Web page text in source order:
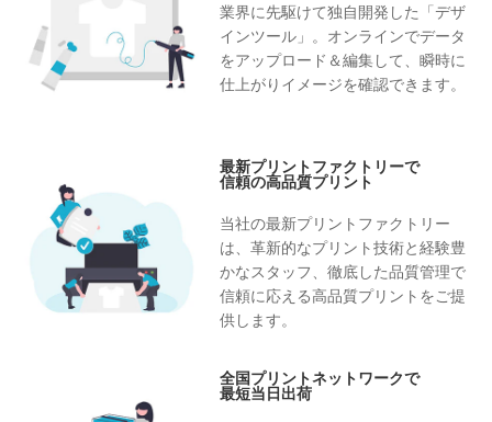
業界に先駆けて独自開発した「デザ
インツール」。オンラインでデータ
をアップロード＆編集して、瞬時に
仕上がりイメージを確認できます。
最新プリントファクトリーで
信頼の高品質プリント
当社の最新プリントファクトリー
は、革新的なプリント技術と経験豊
かなスタッフ、徹底した品質管理で
信頼に応える高品質プリントをご提
供します。
全国プリントネットワークで
最短当日出荷